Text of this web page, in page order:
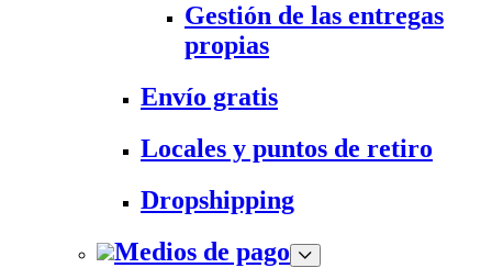
Gestión de las entregas
propias
Envío gratis
Locales y puntos de retiro
Dropshipping
Medios de pago